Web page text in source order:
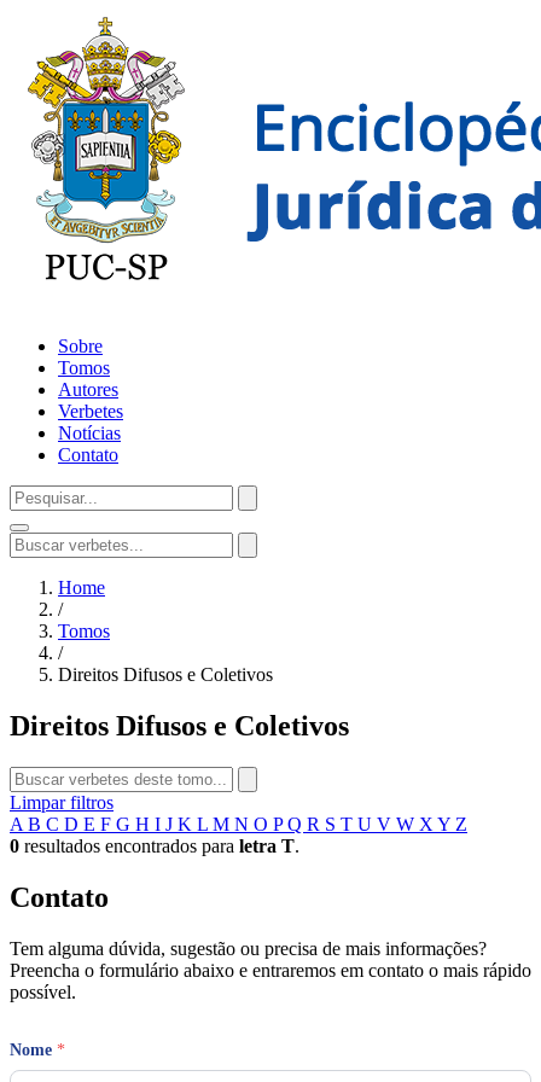
Sobre
Tomos
Autores
Verbetes
Notícias
Contato
Home
/
Tomos
/
Direitos Difusos e Coletivos
Direitos Difusos e Coletivos
Limpar filtros
A B C D E F G H I J K L M N O PQ R S T U V W X Y Z
0 resultados encontrados para letra T.
Contato
Tem alguma dúvida, sugestão ou precisa de mais informações?
Preencha o formulário abaixo e entraremos em contato o mais rápido
possível.
T
Nome *